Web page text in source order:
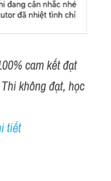
cam kết đạt
không đạt, học
tiết